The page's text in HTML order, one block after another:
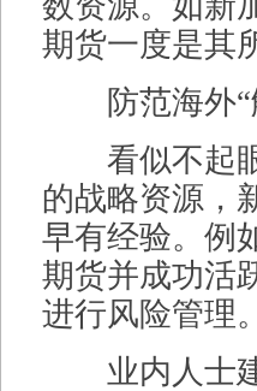
期货一度是其
防范海外“
看似不起眼
的战略资源，
早有经验。例
期货并成功活
进行风险管理。
业内人士建